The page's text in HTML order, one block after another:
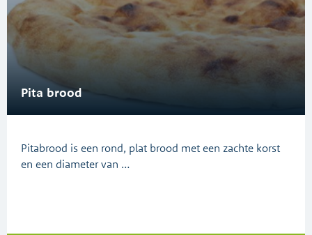
Pita brood
Pitabrood is een rond, plat brood met een zachte korst
en een diameter van …